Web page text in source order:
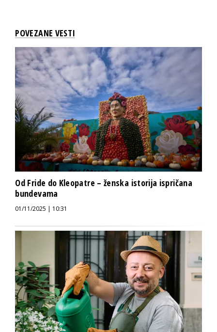
POVEZANE VESTI
Od Fride do Kleopatre – ženska istorija ispričana
bundevama
01/11/2025 | 10:31